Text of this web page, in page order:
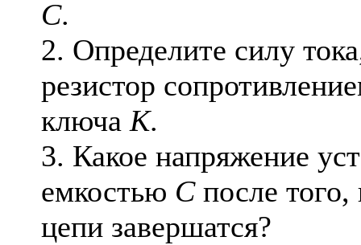
C.
2. Определите силу
резистор
ключа K.
3. Какое напряжение
емкостью Cпосле того,
цепи завершатся?